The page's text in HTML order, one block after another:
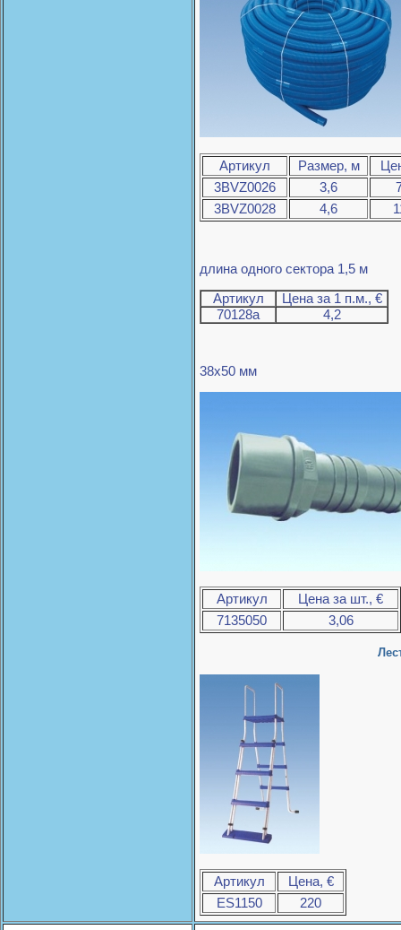
Артикул Размер, м
3BVZ0026
3,6
3BVZ0028
4,6
длина одного сектора 1,5 м
Артикул
Цена за 1 п.м., €
70128a
4,2
38x50 мм
Артикул
Цена за шт., €
7135050
3,06
Артикул
Цена, €
ES1150
220